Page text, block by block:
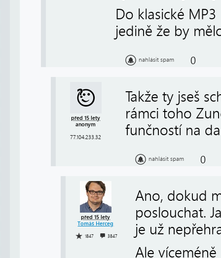
Do klasické
jedině že by
nahlásit spam 0
před 15 lety
anonym
77.104.233.32
Takže ty jseš
rámci toho
funčností na
nahlásit spam 0
před 15 lety
Tomáš Herceg
1847 3847
Ano, dokud
poslouchat.
je už
Ale